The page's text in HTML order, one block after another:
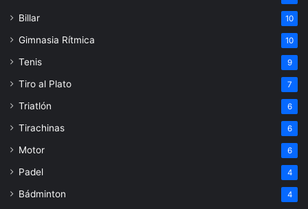
Billar 10
Gimnasia Rítmica 10
Tenis 9
Tiro al Plato 7
Triatlón 6
Tirachinas 6
Motor 6
Padel 4
Bádminton 4